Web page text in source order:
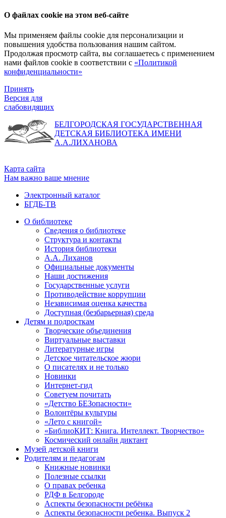
О файлах cookie на этом веб-сайте
Мы применяем файлы cookie для персонализации и
повышения удобства пользования нашим сайтом.
Продолжая просмотр сайта, вы соглашаетесь с применением
нами файлов cookie в соответствии с «Политикой
конфиденциальности»
Принять
Версия для
слабовидящих
БЕЛГОРОДСКАЯ ГОСУДАРСТВЕННАЯ
ДЕТСКАЯ БИБЛИОТЕКА ИМЕНИ
А.А.ЛИХАНОВА
Карта сайта
Нам важно ваше мнение
Электронный каталог
БГДБ-ТВ
О библиотеке
Сведения о библиотеке
Структура и контакты
История библиотеки
А.А. Лиханов
Официальные документы
Наши достижения
Государственные услуги
Противодействие коррупции
Независимая оценка качества
Доступная (безбарьерная) среда
Детям и подросткам
Творческие объединения
Виртуальные выставки
Литературные игры
Детское читательское жюри
О писателях и не только
Новинки
Интернет-гид
Советуем почитать
«Детство БЕЗопасности»
Волонтёры культуры
«Лето с книгой»
«БиблиоКИТ: Книга. Интеллект. Творчество»
Космический онлайн диктант
Музей детской книги
Родителям и педагогам
Книжные новинки
Полезные ссылки
О правах ребенка
РДФ в Белгороде
Аспекты безопасности ребёнка
Аспекты безопасности ребенка. Выпуск 2